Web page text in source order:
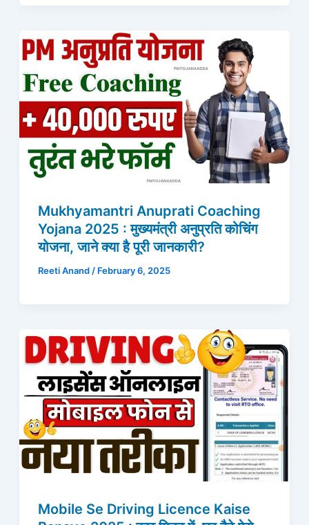
Mukhyamantri Anuprati Coaching
Yojana 2025 : मुख्यमंत्री अनुप्रति कोचिंग
योजना, जाने क्या है पूरी जानकारी?
Reeti Anand / February 6, 2025
Mobile Se Driving Licence Kaise